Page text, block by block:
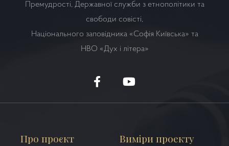
Премудрості, Державної служби з етнополітики та
свободи совісті,
Національного заповідника «Софія Київська» та
НВО «Дух і літера»
Про проєкт Виміри проекту